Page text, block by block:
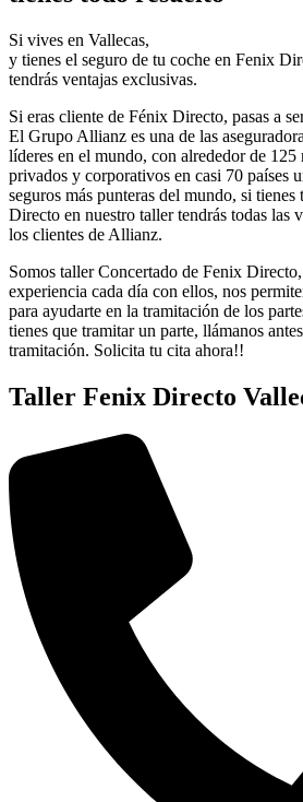
Si vives en Vallecas,
y tienes el seguro de tu coche en Fenix
tendrás ventajas exclusivas.
Si eras cliente de Fénix Directo, pasas a
El Grupo Allianz es una de las
líderes en el mundo, con alrededor de 125
privados y corporativos en casi 70 países
seguros más punteras del mundo, si
Directo en nuestro taller tendrás todas las
los clientes de Allianz.
Somos taller Concertado de Fenix
experiencia cada día con ellos, nos
para ayudarte en la tramitación de los
tienes que tramitar un parte, llámanos
tramitación. Solicita tu cita ahora!!
Taller Fenix Directo